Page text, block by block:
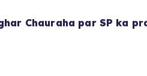
Chauraha par SP ka